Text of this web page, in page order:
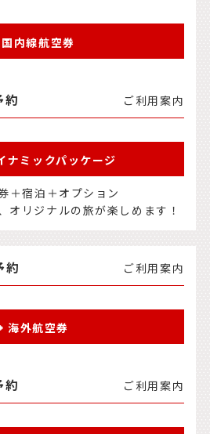
国内線航空券
約 ご利用案内
ナミックパッケージ
＋宿泊＋オプション
オリジナルの旅が楽しめます！
約 ご利用案内
海外航空券
約 ご利用案内